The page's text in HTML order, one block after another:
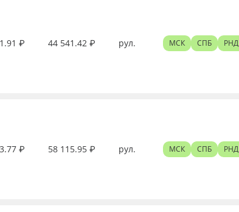
₽ 44 541.42 ₽ рул. МСК СПБ РНД
₽ 58 115.95 ₽ рул. МСК СПБ РНД